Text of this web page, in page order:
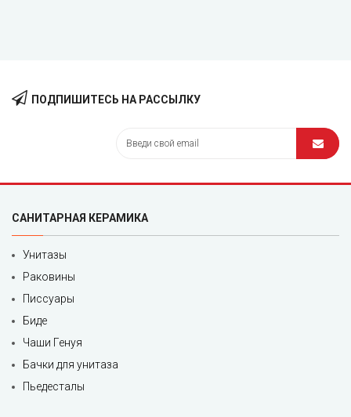
ПОДПИШИТЕСЬ НА РАССЫЛКУ
САНИТАРНАЯ КЕРАМИКА
Унитазы
Раковины
Писсуары
Биде
Чаши Генуя
Бачки для унитаза
Пьедесталы